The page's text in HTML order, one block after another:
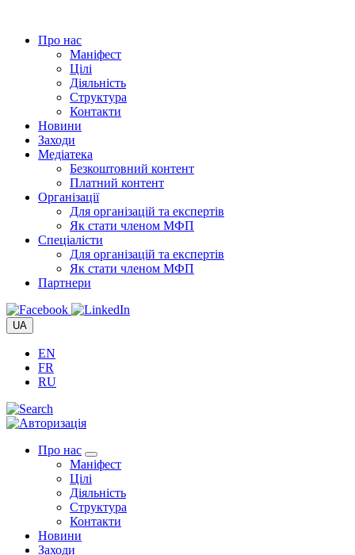
вмістуПро нас
Маніфест
Цілі
Діяльність
Структура
Контакти
Новини
Заходи
Медіатека
Безкоштовний контент
Платний контент
Організації
Для організацій та експертів
Як стати членом МФП
Спеціалісти
Для організацій та експертів
Як стати членом МФП
Партнери
UA
EN
FR
RU
Про нас
Маніфест
Цілі
Діяльність
Структура
Контакти
Новини
Заходи